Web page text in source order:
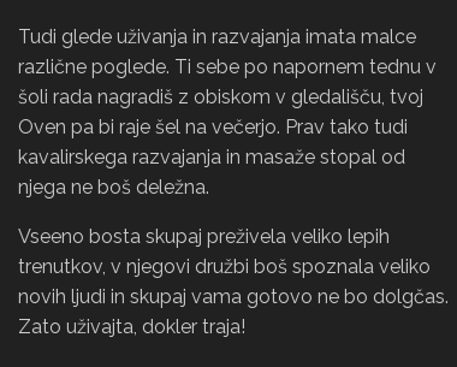
Tudi glede uživanja in razvajanja imata malce
različne poglede. Ti sebe po napornem tednu v
šoli rada nagradiš z obiskom v gledališču, tvoj
Oven pa bi raje šel na večerjo. Prav tako tudi
kavalirskega razvajanja in masaže stopal od
njega ne boš deležna.
Vseeno bosta skupaj preživela veliko lepih
trenutkov, v njegovi družbi boš spoznala veliko
novih ljudi in skupaj vama gotovo ne bo dolgčas.
Zato uživajta, dokler traja!